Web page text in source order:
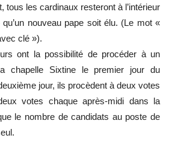
tous les cardinaux resteront à l’intérieur
qu’un nouveau pape soit élu. (Le mot «
clé »).
ont la possibilité de procéder à un
chapelle Sixtine le premier jour du
jour, ils procèdent à deux votes
votes chaque après-midi dans la
le nombre de candidats au poste de